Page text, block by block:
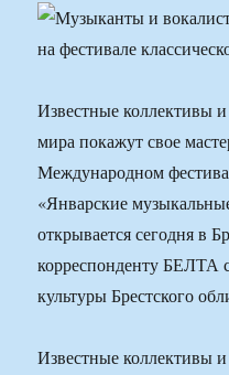
Известные коллективы
мира покажут свое
Международном
«Январские
открывается сегодня в
корреспонденту БЕЛТА
культуры Брестского
Известные коллективы